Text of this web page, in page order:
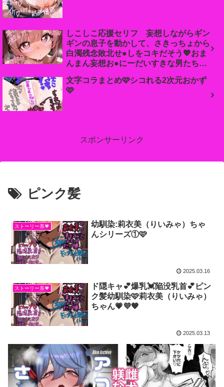
しこしこ応援セリフ 妄想しながらギン
ギンの息子を動かして、さきっちょから
白濁残念敗北せ●しをコキだそう💖おま
んまん妄想お●にーだいすきな男たち集
文字コラまとめ🩷シコれる2次元おかず
🩷
スポンサーリンク
ピンク髪
ストーリー系💗
幼馴染:莉衣美（りいみゃ）ちゃ
んシリーズ①🩷
2025.03.16
ストーリー系💗
ド隠キャ💕爆乳💓陥没乳首💕ピン
ク髪幼馴染🩷莉衣美（りいみゃ）
ちゃん💗💜🧡
2025.03.13